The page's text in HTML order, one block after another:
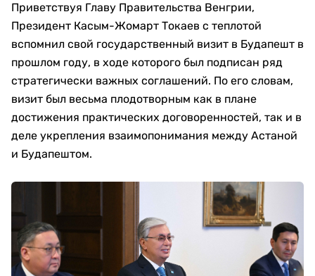
Приветствуя Главу Правительства Венгрии,
Президент Касым-Жомарт Токаев с теплотой
вспомнил свой государственный визит в Будапешт в
прошлом году, в ходе которого был подписан ряд
стратегически важных соглашений. По его словам,
визит был весьма плодотворным как в плане
достижения практических договоренностей, так и в
деле укрепления взаимопонимания между Астаной
и Будапештом.